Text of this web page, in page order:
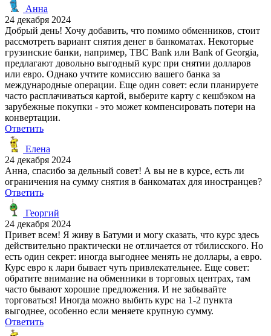
Анна
24 декабря 2024
Добрый день! Хочу добавить, что помимо обменников, стоит
рассмотреть вариант снятия денег в банкоматах. Некоторые
грузинские банки, например, TBC Bank или Bank of Georgia,
предлагают довольно выгодный курс при снятии долларов
или евро. Однако учтите комиссию вашего банка за
международные операции. Еще один совет: если планируете
часто расплачиваться картой, выберите карту с кешбэком на
зарубежные покупки - это может компенсировать потери на
конвертации.
Ответить
Елена
24 декабря 2024
Анна, спасибо за дельный совет! А вы не в курсе, есть ли
ограничения на сумму снятия в банкоматах для иностранцев?
Ответить
Георгий
24 декабря 2024
Привет всем! Я живу в Батуми и могу сказать, что курс здесь
действительно практически не отличается от тбилисского. Но
есть один секрет: иногда выгоднее менять не доллары, а евро.
Курс евро к лари бывает чуть привлекательнее. Еще совет:
обратите внимание на обменники в торговых центрах, там
часто бывают хорошие предложения. И не забывайте
торговаться! Иногда можно выбить курс на 1-2 пункта
выгоднее, особенно если меняете крупную сумму.
Ответить